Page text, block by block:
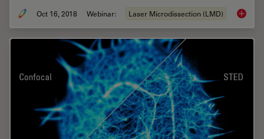
Oct 16, 2018 Webinar: Laser Microdissection (LMD) Live